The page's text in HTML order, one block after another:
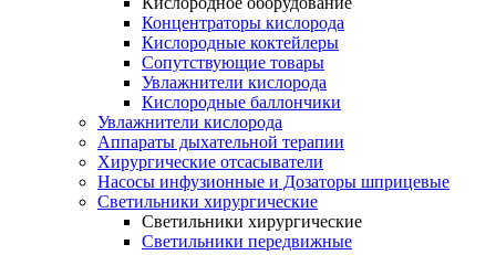
Концентраторы кислорода
Кислородные коктейлеры
Сопутствующие товары
Увлажнители кислорода
Кислородные баллончики
Увлажнители кислорода
Аппараты дыхательной терапии
Хирургические отсасыватели
Насосы инфузионные и Дозаторы шприцевые
Светильники хирургические
Светильники хирургические
Светильники передвижные